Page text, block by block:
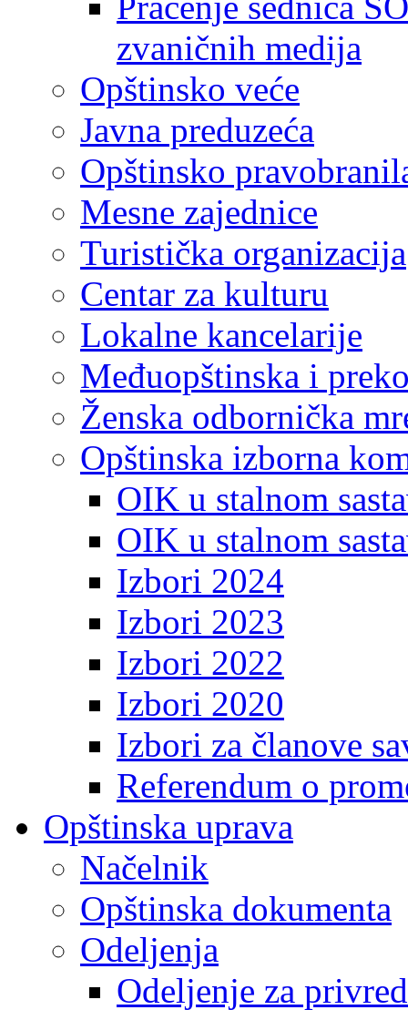
zvaničnih medija
Opštinsko veće
Javna preduzeća
Opštinsko
Mesne zajednice
Turistička organizacija
Centar za kulturu
Lokalne kancelarije
Međuopštinska i
Ženska odbornička
Opštinska izborna
OIK u stalnom
OIK u stalnom
Izbori 2024
Izbori 2023
Izbori 2022
Izbori 2020
Izbori za članove
Referendum o
Opštinska uprava
Načelnik
Opštinska dokumenta
Odeljenja
Odeljenje za